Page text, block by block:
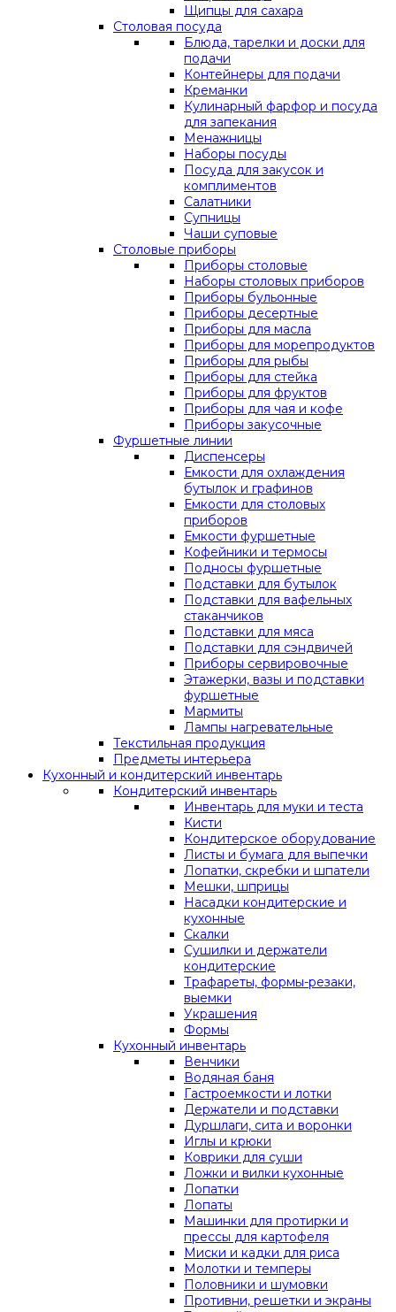
Щипцы для сахара
Столовая посуда
Блюда, тарелки и доски для
подачи
Контейнеры для подачи
Креманки
Кулинарный фарфор и посуда
для запекания
Менажницы
Наборы посуды
Посуда для закусок и
комплиментов
Салатники
Супницы
Чаши суповые
Столовые приборы
Приборы столовые
Наборы столовых приборов
Приборы бульонные
Приборы десертные
Приборы для масла
Приборы для морепродуктов
Приборы для рыбы
Приборы для стейка
Приборы для фруктов
Приборы для чая и кофе
Приборы закусочные
Фуршетные линии
Диспенсеры
Емкости для охлаждения
бутылок и графинов
Емкости для столовых
приборов
Емкости фуршетные
Кофейники и термосы
Подносы фуршетные
Подставки для бутылок
Подставки для вафельных
стаканчиков
Подставки для мяса
Подставки для сэндвичей
Приборы сервировочные
Этажерки, вазы и подставки
фуршетные
Мармиты
Лампы нагревательные
Текстильная продукция
Предметы интерьера
Кухонный и кондитерский инвентарь
Кондитерский инвентарь
Инвентарь для муки и теста
Кисти
Кондитерское оборудование
Листы и бумага для выпечки
Лопатки, скребки и шпатели
Мешки, шприцы
Насадки кондитерские и
кухонные
Скалки
Сушилки и держатели
кондитерские
Трафареты, формы-резаки,
выемки
Украшения
Формы
Кухонный инвентарь
Венчики
Водяная баня
Гастроемкости и лотки
Держатели и подставки
Дуршлаги, сита и воронки
Иглы и крюки
Коврики для суши
Ложки и вилки кухонные
Лопатки
Лопаты
Машинки для протирки и
прессы для картофеля
Миски и кадки для риса
Молотки и темперы
Половники и шумовки
Противни, решетки и экраны